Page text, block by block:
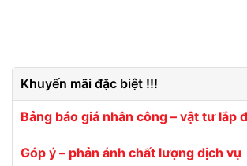
Khuyến mãi đặc biệt !!!
Bảng báo giá nhân công – vật tư lắp
Góp ý – phản ánh chất lượng dịch vụ